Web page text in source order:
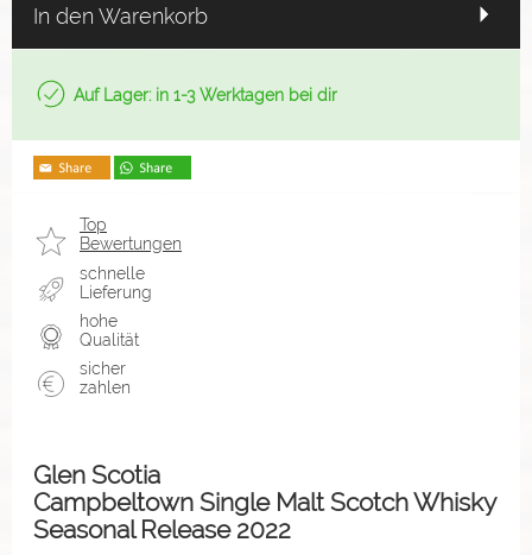
In den Warenkorb
Auf Lager: in 1-3 Werktagen bei dir
Top
Bewertungen
schnelle
Lieferung
hohe
Qualität
sicher
zahlen
Glen Scotia
Campbeltown Single Malt Scotch Whisky
Seasonal Release 2022